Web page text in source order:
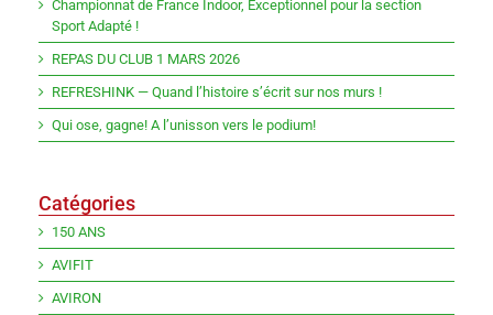
Championnat de France Indoor, Exceptionnel pour la section
Sport Adapté !
REPAS DU CLUB 1 MARS 2026
REFRESHINK — Quand l’histoire s’écrit sur nos murs !
Qui ose, gagne! A l’unisson vers le podium!
Catégories
150 ANS
AVIFIT
AVIRON